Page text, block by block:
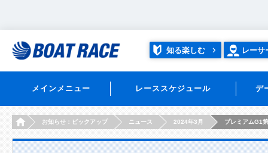
知る楽しむ レーサ
メインメニュー レーススケジュール デ
HOMEお知らせ：ピックアップ ニュース 2024年3月 プレミアムG1